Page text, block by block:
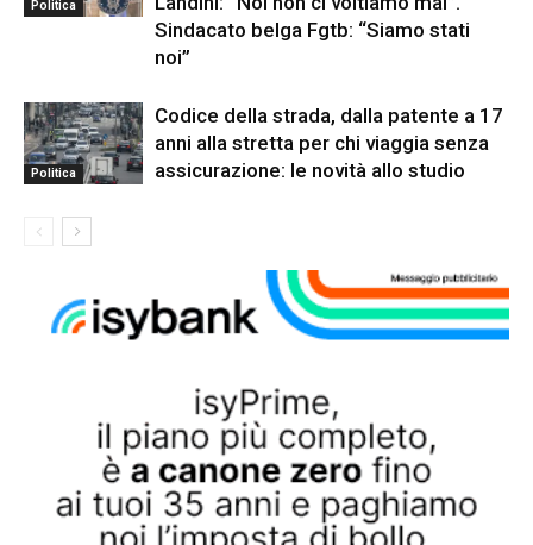
Politica
Sindacato belga Fgtb: “Siamo stati
noi”
Politica
Codice della strada, dalla patente a 17
anni alla stretta per chi viaggia senza
assicurazione: le novità allo studio